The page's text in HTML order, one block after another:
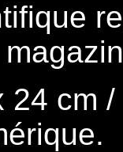
24 cm